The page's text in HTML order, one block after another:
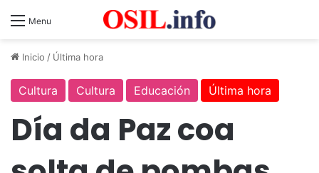
Menu
Inicio / Última hora
Cultura Cultura Educación Última hora
Día da Paz coa